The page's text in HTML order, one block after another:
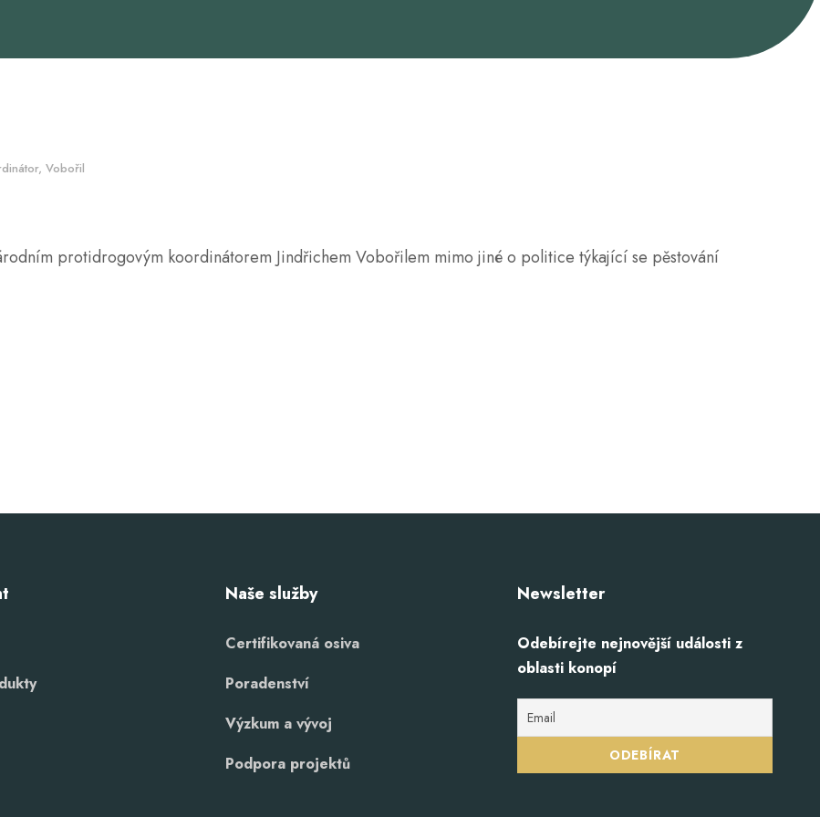
, Vobořil
protidrogovým koordinátorem Jindřichem Vobořilem mimo jiné o politice týkající se pěstování
Naše služby
Certifikovaná osiva
Poradenství
Výzkum a vývoj
Podpora projektů
Newsletter
Odebírejte nejnovější události z
oblasti konopí